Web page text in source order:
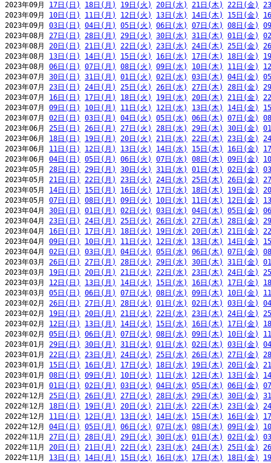
2023年09月 17日(日) 18日(月) 19日(火) 20日(水) 21日(木) 22日(金)
2023年09月 10日(日) 11日(月) 12日(火) 13日(水) 14日(木) 15日(金)
2023年09月 03日(日) 04日(月) 05日(火) 06日(水) 07日(木) 08日(金)
2023年08月 27日(日) 28日(月) 29日(火) 30日(水) 31日(木) 01日(金)
2023年08月 20日(日) 21日(月) 22日(火) 23日(水) 24日(木) 25日(金)
2023年08月 13日(日) 14日(月) 15日(火) 16日(水) 17日(木) 18日(金)
2023年08月 06日(日) 07日(月) 08日(火) 09日(水) 10日(木) 11日(金)
2023年07月 30日(日) 31日(月) 01日(火) 02日(水) 03日(木) 04日(金)
2023年07月 23日(日) 24日(月) 25日(火) 26日(水) 27日(木) 28日(金)
2023年07月 16日(日) 17日(月) 18日(火) 19日(水) 20日(木) 21日(金)
2023年07月 09日(日) 10日(月) 11日(火) 12日(水) 13日(木) 14日(金)
2023年07月 02日(日) 03日(月) 04日(火) 05日(水) 06日(木) 07日(金)
2023年06月 25日(日) 26日(月) 27日(火) 28日(水) 29日(木) 30日(金)
2023年06月 18日(日) 19日(月) 20日(火) 21日(水) 22日(木) 23日(金)
2023年06月 11日(日) 12日(月) 13日(火) 14日(水) 15日(木) 16日(金)
2023年06月 04日(日) 05日(月) 06日(火) 07日(水) 08日(木) 09日(金)
2023年05月 28日(日) 29日(月) 30日(火) 31日(水) 01日(木) 02日(金)
2023年05月 21日(日) 22日(月) 23日(火) 24日(水) 25日(木) 26日(金)
2023年05月 14日(日) 15日(月) 16日(火) 17日(水) 18日(木) 19日(金)
2023年05月 07日(日) 08日(月) 09日(火) 10日(水) 11日(木) 12日(金)
2023年04月 30日(日) 01日(月) 02日(火) 03日(水) 04日(木) 05日(金)
2023年04月 23日(日) 24日(月) 25日(火) 26日(水) 27日(木) 28日(金)
2023年04月 16日(日) 17日(月) 18日(火) 19日(水) 20日(木) 21日(金)
2023年04月 09日(日) 10日(月) 11日(火) 12日(水) 13日(木) 14日(金)
2023年04月 02日(日) 03日(月) 04日(火) 05日(水) 06日(木) 07日(金)
2023年03月 26日(日) 27日(月) 28日(火) 29日(水) 30日(木) 31日(金)
2023年03月 19日(日) 20日(月) 21日(火) 22日(水) 23日(木) 24日(金)
2023年03月 12日(日) 13日(月) 14日(火) 15日(水) 16日(木) 17日(金)
2023年03月 05日(日) 06日(月) 07日(火) 08日(水) 09日(木) 10日(金)
2023年02月 26日(日) 27日(月) 28日(火) 01日(水) 02日(木) 03日(金)
2023年02月 19日(日) 20日(月) 21日(火) 22日(水) 23日(木) 24日(金)
2023年02月 12日(日) 13日(月) 14日(火) 15日(水) 16日(木) 17日(金)
2023年02月 05日(日) 06日(月) 07日(火) 08日(水) 09日(木) 10日(金)
2023年01月 29日(日) 30日(月) 31日(火) 01日(水) 02日(木) 03日(金)
2023年01月 22日(日) 23日(月) 24日(火) 25日(水) 26日(木) 27日(金)
2023年01月 15日(日) 16日(月) 17日(火) 18日(水) 19日(木) 20日(金)
2023年01月 08日(日) 09日(月) 10日(火) 11日(水) 12日(木) 13日(金)
2023年01月 01日(日) 02日(月) 03日(火) 04日(水) 05日(木) 06日(金)
2022年12月 25日(日) 26日(月) 27日(火) 28日(水) 29日(木) 30日(金)
2022年12月 18日(日) 19日(月) 20日(火) 21日(水) 22日(木) 23日(金)
2022年12月 11日(日) 12日(月) 13日(火) 14日(水) 15日(木) 16日(金)
2022年12月 04日(日) 05日(月) 06日(火) 07日(水) 08日(木) 09日(金)
2022年11月 27日(日) 28日(月) 29日(火) 30日(水) 01日(木) 02日(金)
2022年11月 20日(日) 21日(月) 22日(火) 23日(水) 24日(木) 25日(金)
2022年11月 13日(日) 14日(月) 15日(火) 16日(水) 17日(木) 18日(金)